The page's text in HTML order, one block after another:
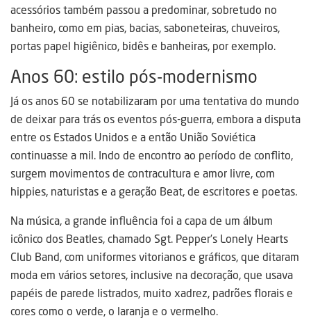
acessórios também passou a predominar, sobretudo no
banheiro, como em pias, bacias, saboneteiras, chuveiros,
portas papel higiênico, bidês e banheiras, por exemplo.
Anos 60: estilo pós-modernismo
Já os anos 60 se notabilizaram por uma tentativa do mundo
de deixar para trás os eventos pós-guerra, embora a disputa
entre os Estados Unidos e a então União Soviética
continuasse a mil. Indo de encontro ao período de conflito,
surgem movimentos de contracultura e amor livre, com
hippies, naturistas e a geração Beat, de escritores e poetas.
Na música, a grande influência foi a capa de um álbum
icônico dos Beatles, chamado Sgt. Pepper’s Lonely Hearts
Club Band, com uniformes vitorianos e gráficos, que ditaram
moda em vários setores, inclusive na decoração, que usava
papéis de parede listrados, muito xadrez, padrões florais e
cores como o verde, o laranja e o vermelho.